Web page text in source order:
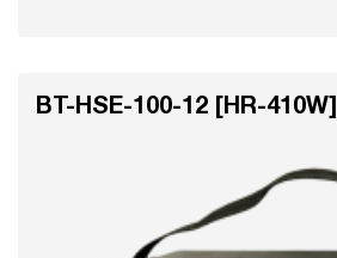
BT-HSE-100-12 [HR-410W]